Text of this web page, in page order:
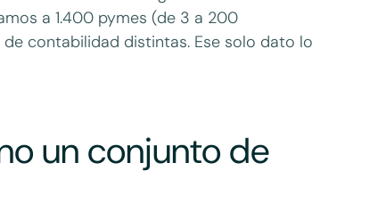
a 1.400 pymes (de 3 a 200
contabilidad distintas. Ese solo dato lo
un conjunto de